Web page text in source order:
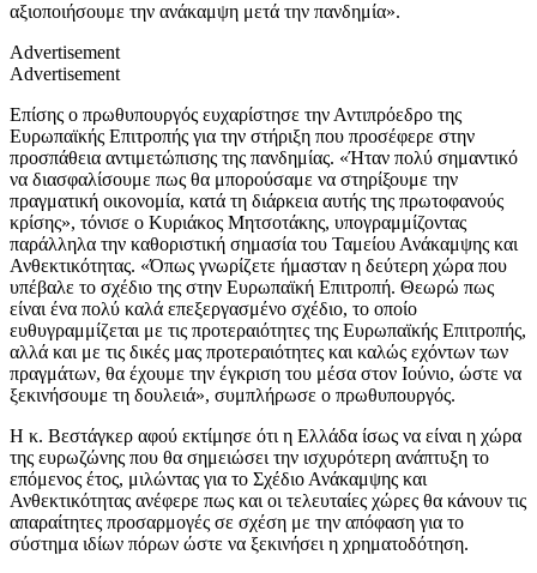
αξιοποιήσουμε την ανάκαμψη μετά την πανδημία».
Advertisement
Advertisement
Επίσης ο πρωθυπουργός ευχαρίστησε την Αντιπρόεδρο της
Ευρωπαϊκής Επιτροπής για την στήριξη που προσέφερε στην
προσπάθεια αντιμετώπισης της πανδημίας. «Ήταν πολύ σημαντικό
να διασφαλίσουμε πως θα μπορούσαμε να στηρίξουμε την
πραγματική οικονομία, κατά τη διάρκεια αυτής της πρωτοφανούς
κρίσης», τόνισε ο Κυριάκος Μητσοτάκης, υπογραμμίζοντας
παράλληλα την καθοριστική σημασία του Ταμείου Ανάκαμψης και
Ανθεκτικότητας. «Όπως γνωρίζετε ήμασταν η δεύτερη χώρα που
υπέβαλε το σχέδιο της στην Ευρωπαϊκή Επιτροπή. Θεωρώ πως
είναι ένα πολύ καλά επεξεργασμένο σχέδιο, το οποίο
ευθυγραμμίζεται με τις προτεραιότητες της Ευρωπαϊκής Επιτροπής,
αλλά και με τις δικές μας προτεραιότητες και καλώς εχόντων των
πραγμάτων, θα έχουμε την έγκριση του μέσα στον Ιούνιο, ώστε να
ξεκινήσουμε τη δουλειά», συμπλήρωσε ο πρωθυπουργός.
Η κ. Βεστάγκερ αφού εκτίμησε ότι η Ελλάδα ίσως να είναι η χώρα
της ευρωζώνης που θα σημειώσει την ισχυρότερη ανάπτυξη το
επόμενος έτος, μιλώντας για το Σχέδιο Ανάκαμψης και
Ανθεκτικότητας ανέφερε πως και οι τελευταίες χώρες θα κάνουν τις
απαραίτητες προσαρμογές σε σχέση με την απόφαση για το
σύστημα ιδίων πόρων ώστε να ξεκινήσει η χρηματοδότηση.